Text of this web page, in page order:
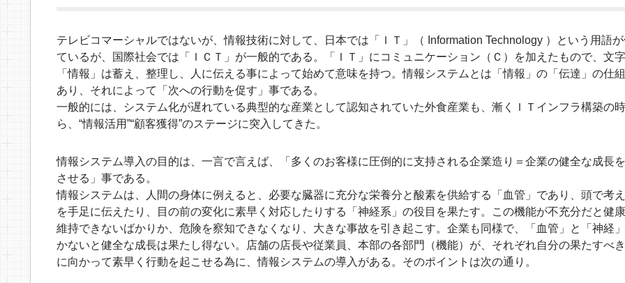
テレビコマーシャルではないが、情報技術に対して、日本では「ＩＴ」（ Information Technology ）という用語
ているが、国際社会では「ＩＣＴ」が一般的である。「ＩＴ」にコミュニケーション（Ｃ）を加えたもので、文
「情報」は蓄え、整理し、人に伝える事によって始めて意味を持つ。情報システムとは「情報」の「伝達」の仕
あり、それによって「次への行動を促す」事である。
一般的には、システム化が遅れている典型的な産業として認知されていた外食産業も、漸くＩＴインフラ構築の
ら、“情報活用”“顧客獲得”のステージに突入してきた。
情報システム導入の目的は、一言で言えば、「多くのお客様に圧倒的に支持される企業造り＝企業の健全な成長
させる」事である。
情報システムは、人間の身体に例えると、必要な臓器に充分な栄養分と酸素を供給する「血管」であり、頭で考
を手足に伝えたり、目の前の変化に素早く対応したりする「神経系」の役目を果たす。この機能が不充分だと健
維持できないばかりか、危険を察知できなくなり、大きな事故を引き起こす。企業も同様で、「血管」と「神経
かないと健全な成長は果たし得ない。店舗の店長や従業員、本部の各部門（機能）が、それぞれ自分の果たすべ
に向かって素早く行動を起こせる為に、情報システムの導入がある。そのポイントは次の通り。